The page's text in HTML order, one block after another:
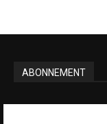
ABONNEMENT